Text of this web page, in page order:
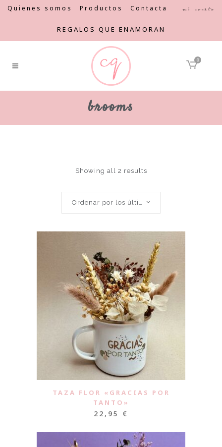
Quienes somos Productos Contacta Mi cuenta
REGALOS QUE ENAMORAN
0
brooms
Showing all 2 results
Ordenar por los últimos
TAZA FLOR «GRACIAS POR
TANTO»
22,95 €